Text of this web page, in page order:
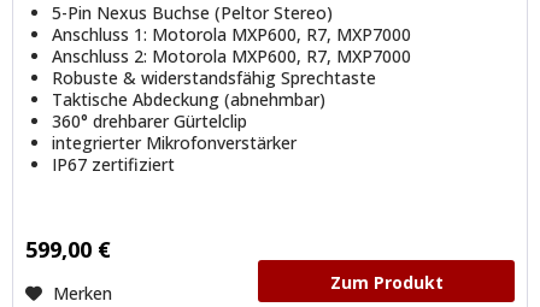
5-Pin Nexus Buchse (Peltor Stereo)
Anschluss 1: Motorola MXP600, R7, MXP7000
Anschluss 2: Motorola MXP600, R7, MXP7000
Robuste & widerstandsfähig Sprechtaste
Taktische Abdeckung (abnehmbar)
360° drehbarer Gürtelclip
integrierter Mikrofonverstärker
IP67 zertifiziert
599,00 €
Merken Zum Produkt